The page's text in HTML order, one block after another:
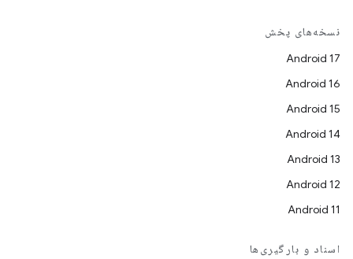
نسخه‌های پخش
Android 17
Android 16
Android 15
Android 14
Android 13
Android 12
Android 11
اسناد و بارگیری‌ها